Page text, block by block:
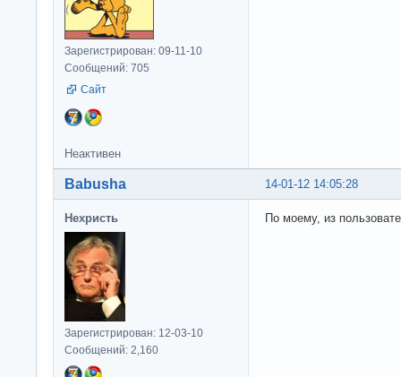
Зарегистрирован: 09-11-10
Сообщений: 705
Сайт
Неактивен
14-01-12 14:05:28
Babusha
Нехристь
Зарегистрирован: 12-03-10
Сообщений: 2,160
По моему, из